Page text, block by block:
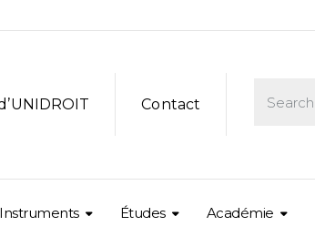
Contact
Instruments Études Académie